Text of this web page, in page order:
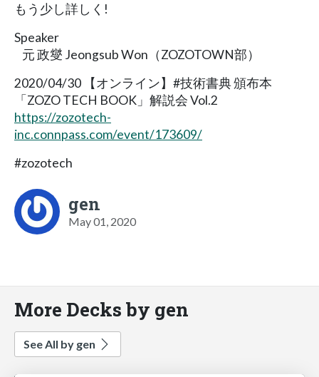
もう少し詳しく!
Speaker
元 政燮 Jeongsub Won（ZOZOTOWN部）
2020/04/30 【オンライン】#技術書典 頒布本
「ZOZO TECH BOOK」解説会 Vol.2
https://zozotech-
inc.connpass.com/event/173609/
#zozotech
gen
May 01, 2020
More Decks by gen
See All by gen